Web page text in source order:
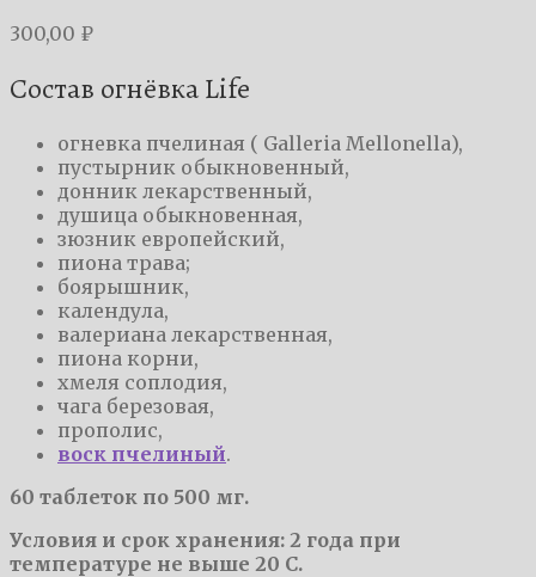
300,00 ₽
Состав огнёвка Life
огневка пчелиная ( Galleria Mellonella),
пустырник обыкновенный,
донник лекарственный,
душица обыкновенная,
зюзник европейский,
пиона трава;
боярышник,
календула,
валериана лекарственная,
пиона корни,
хмеля соплодия,
чага березовая,
прополис,
воск пчелиный.
60 таблеток по 500 мг.
Условия и срок хранения: 2 года при
температуре не выше 20 С.